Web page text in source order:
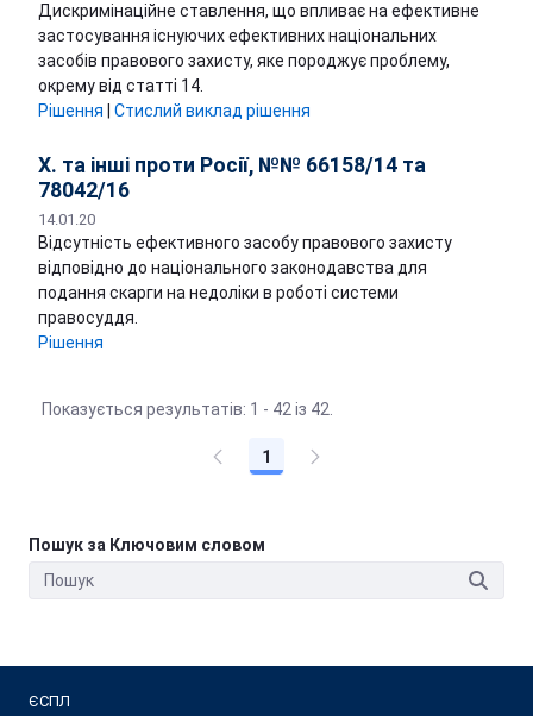
Дискримінаційне ставлення, що впливає на ефективне
застосування існуючих ефективних національних
засобів правового захисту, яке породжує проблему,
окрему від статті 14.
Рішення
Стислий виклад рішення
Х. та інші проти Росії, №№ 66158/14 та
78042/16
14.01.20
Відсутність ефективного засобу правового захисту
відповідно до національного законодавства для
подання скарги на недоліки в роботі системи
правосуддя.
Рішення
Показується результатів: 1 - 42 із 42.
1
Пошук за Ключовим словом
ЄСПЛ